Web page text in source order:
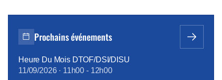
Prochains événements
Heure Du Mois DTOF/DSI/DISU
11/09/2026· 11h00 - 12h00